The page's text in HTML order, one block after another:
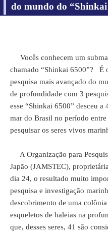
do mundo do “Shinkai
Vocês conhecem um
chamado “Shinkai 6500”? É
pesquisa mais avançado do
de profundidade com 3
esse “Shinkai 6500” desceu
mar do Brasil no período
pesquisar os seres vivos
A Organização para
Japão (JAMSTEC),
dia 24, o resultado muito
pesquisa e investigação
descobrimento de uma
esqueletos de baleias na
que, desses seres, 41 são